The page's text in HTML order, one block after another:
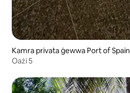
Kamra privata ġewwa Port of Spain
Oażi 5